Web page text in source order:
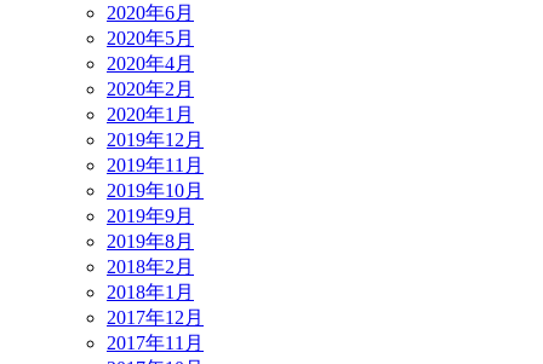
2020年6月
2020年5月
2020年4月
2020年2月
2020年1月
2019年12月
2019年11月
2019年10月
2019年9月
2019年8月
2018年2月
2018年1月
2017年12月
2017年11月